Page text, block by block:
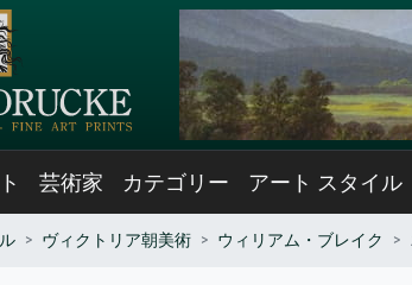
芸術家 カテゴリー アート スタイル
ヴィクトリア朝美術 ウィリアム・ブレイク